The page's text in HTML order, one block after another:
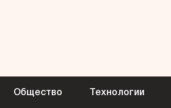
Общество Технологии